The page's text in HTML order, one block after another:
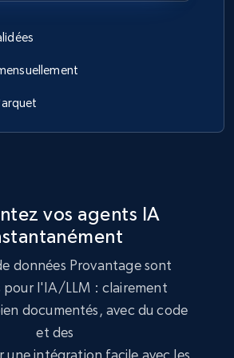
162+ Buy Now
vos agents IA
données Provantage sont
pour l'IA/LLM : clairement
documentés, avec du code
et des